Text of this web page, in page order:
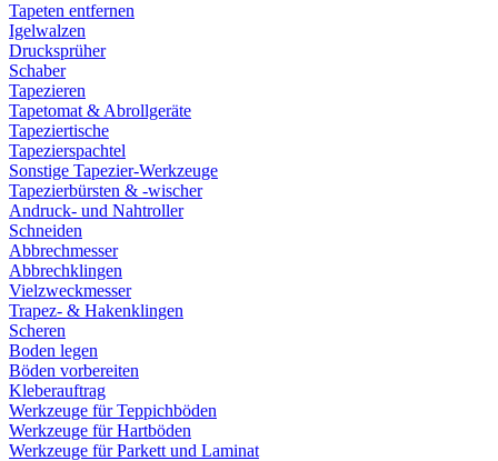
Tapeten entfernen
Igelwalzen
Drucksprüher
Schaber
Tapezieren
Tapetomat & Abrollgeräte
Tapeziertische
Tapezierspachtel
Sonstige Tapezier-Werkzeuge
Tapezierbürsten & -wischer
Andruck- und Nahtroller
Schneiden
Abbrechmesser
Abbrechklingen
Vielzweckmesser
Trapez- & Hakenklingen
Scheren
Boden legen
Böden vorbereiten
Kleberauftrag
Werkzeuge für Teppichböden
Werkzeuge für Hartböden
Werkzeuge für Parkett und Laminat